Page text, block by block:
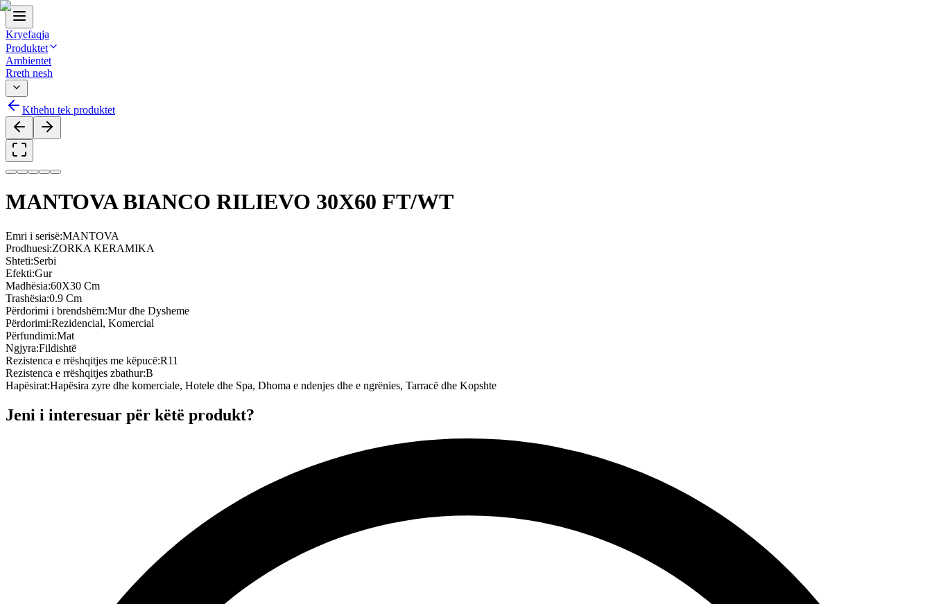
Kryefaqja
Produktet
Ambientet
Rreth nesh
Kthehu tek produktet
MANTOVA BIANCO RILIEVO 30X60 FT/WT
Emri i serisë:MANTOVA
Prodhuesi:ZORKA KERAMIKA
Shteti:Serbi
Efekti:Gur
Madhësia:60X30 Cm
Trashësia:0.9 Cm
Përdorimi i brendshëm:Mur dhe Dysheme
Përdorimi:Rezidencial, Komercial
Përfundimi:Mat
Ngjyra:Fildishtë
Rezistenca e rrëshqitjes me këpucë:R11
Rezistenca e rrëshqitjes zbathur:B
Hapësirat:Hapësira zyre dhe komerciale, Hotele dhe Spa, Dhoma e ndenjes dhe e ngrënies, Tarracë dhe Kopshte
Jeni i interesuar për këtë produkt?